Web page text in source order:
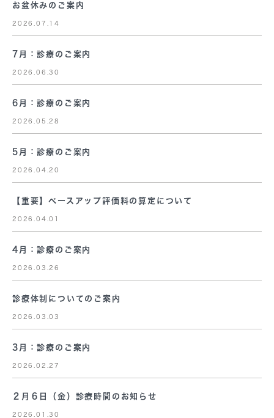
お盆休みのご案内
2026.07.14
7月：診療のご案内
2026.06.30
6月：診療のご案内
2026.05.28
5月：診療のご案内
2026.04.20
【重要】ベースアップ評価料の算定について
2026.04.01
4月：診療のご案内
2026.03.26
診療体制についてのご案内
2026.03.03
3月：診療のご案内
2026.02.27
２月６日（金）診療時間のお知らせ
2026.01.30